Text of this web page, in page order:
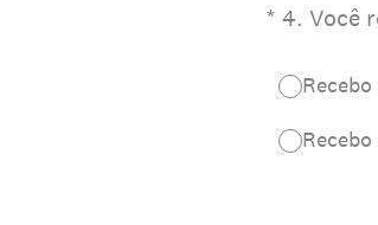
* 4. Você